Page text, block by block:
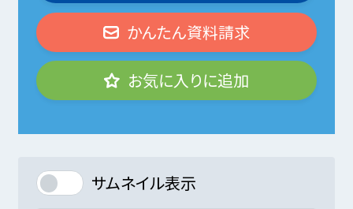
かんたん資料請求
お気に入りに追加
サムネイル表示